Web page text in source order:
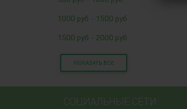
1000 руб - 1500 руб
1500 руб - 2000 руб
ПОКАЗАТЬ ВСЕ
СОЦИАЛЬНЫЕ СЕТИ